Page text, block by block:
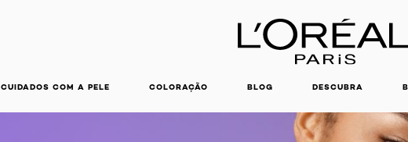
CUIDADOS COM A PELE COLORAÇÃO BLOG DESCUBRA